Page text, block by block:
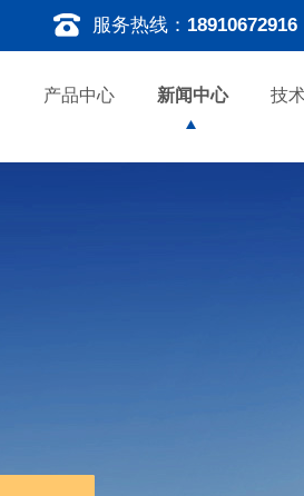
服务热线： 18910672916
产品中心 新闻中心 技